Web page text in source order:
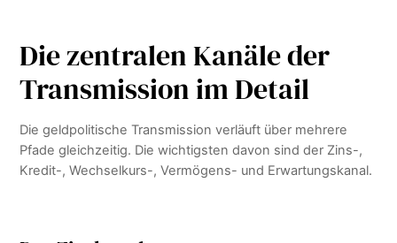
Die zentralen Kanäle der
Transmission im Detail
Die geldpolitische Transmission verläuft über mehrere
Pfade gleichzeitig. Die wichtigsten davon sind der Zins-,
Kredit-, Wechselkurs-, Vermögens- und Erwartungskanal.